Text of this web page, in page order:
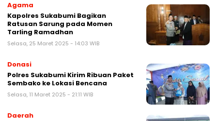
Agama
Kapolres Sukabumi Bagikan
Ratusan Sarung pada Momen
Tarling Ramadhan
Selasa, 25 Maret 2025 - 14:03 WIB
Donasi
Polres Sukabumi Kirim Ribuan Paket
Sembako ke Lokasi Bencana
Selasa, 11 Maret 2025 - 21:11 WIB
Daerah